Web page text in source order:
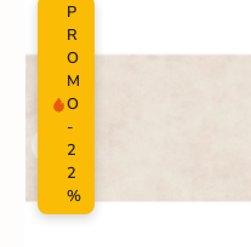
P
R
O
M
O
-
2
2
%